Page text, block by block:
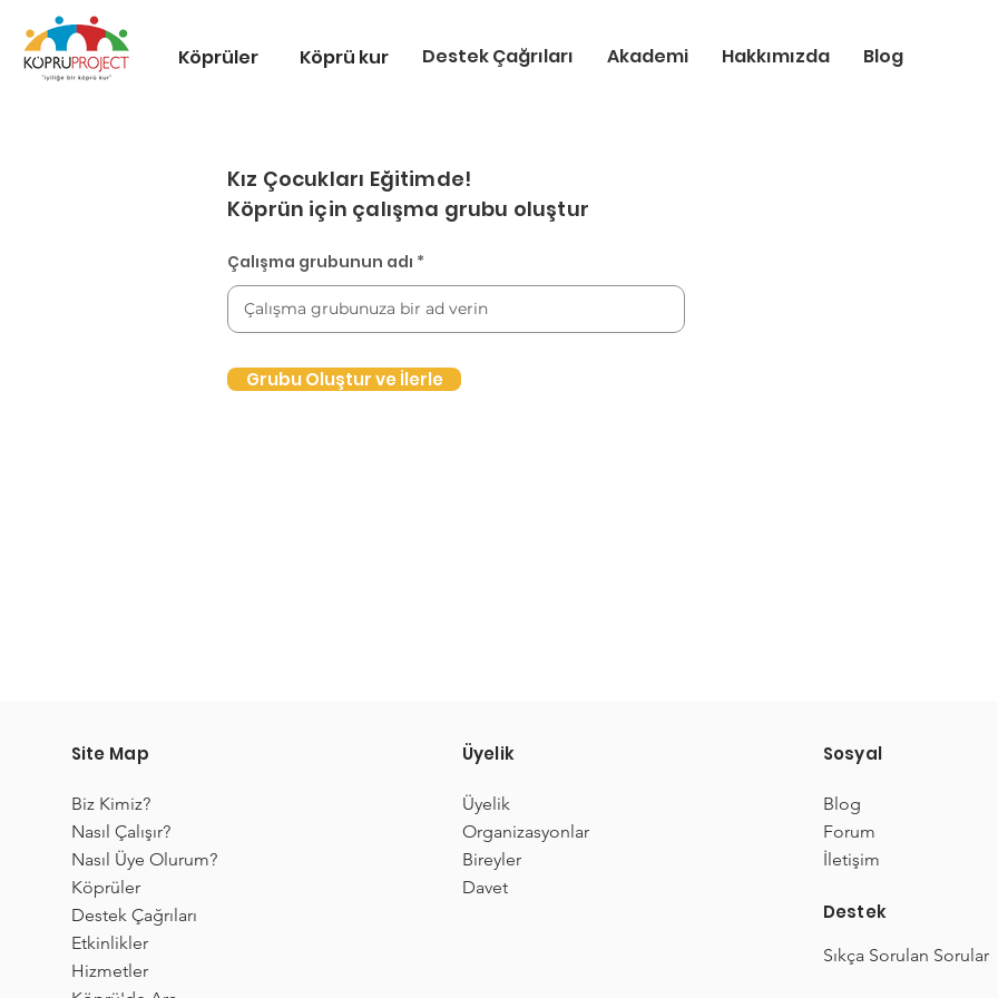
Köprüler Köprü kur Destek Çağrıları Akademi Hakkımızda Blog
Kız Çocukları Eğitimde!
Köprün için çalışma grubu oluştur
Çalışma grubunun adı
Grubu Oluştur ve İlerle
Site Map
Biz Kimiz?
Nasıl Çalışır?
Nasıl Üye Olurum?
Köprüler
Destek Çağrıları
Etkinlikler
Hizmetler
Üyelik
Üyelik
Organizasyonlar
Bireyler
Davet
Sosyal
Blog
Forum
İletişim
Destek
Sıkça Sorulan Sorular